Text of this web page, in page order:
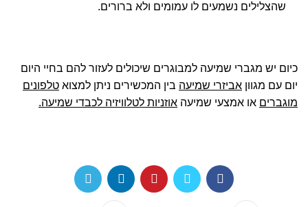
שהצלילים נשמעים לו עמומים ולא ברורים.
כיום יש מגברי שמיעה למבוגרים שיכולים לעזור להם בחיי היום
יום עם מגוון אביזרי שמיעה בין המכשירים ניתן למצוא טלפונים
מוגברים או אמצעי שמיעה אוזניות לטלוויזיה לכבדי שמיעה.